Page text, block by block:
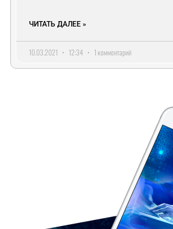
ЧИТАТЬ ДАЛЕЕ »
10.03.2021 12:34 1 комментарий